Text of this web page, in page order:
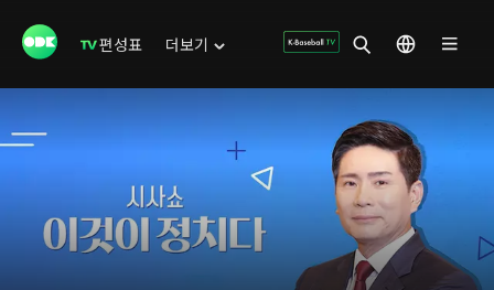
편성표 더보기